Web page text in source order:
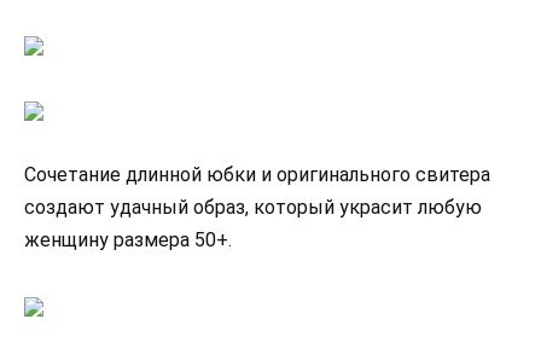
Сочетание длинной юбки и оригинального свитера
создают удачный образ, который украсит любую
женщину размера 50+.